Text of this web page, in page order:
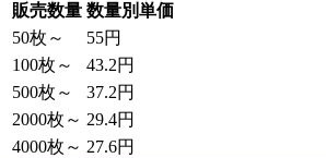
販売数量 数量別単価
50枚～
55円
100枚～
43.2円
500枚～
37.2円
2000枚～ 29.4円
4000枚～ 27.6円